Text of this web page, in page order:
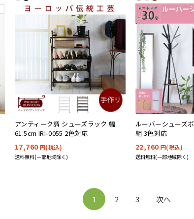
アンティーク調 シューズラック 幅
61.5cm IRI-0055 2色対応
17,760 円(税込)
送料無料(一部地域除く)
ルーバーシューズ
組 3色対応
22,760 円(税込)
送料無料(一部地域除く)
1 2 3 次へ